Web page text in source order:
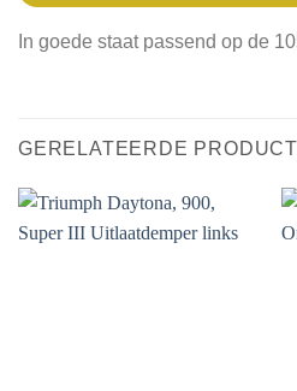
In goede staat passend op de
GERELATEERDE